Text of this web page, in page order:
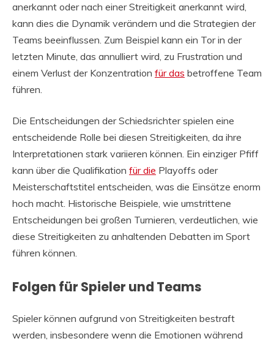
anerkannt oder nach einer Streitigkeit anerkannt wird,
kann dies die Dynamik verändern und die Strategien der
Teams beeinflussen. Zum Beispiel kann ein Tor in der
letzten Minute, das annulliert wird, zu Frustration und
einem Verlust der Konzentration für das betroffene Team
führen.
Die Entscheidungen der Schiedsrichter spielen eine
entscheidende Rolle bei diesen Streitigkeiten, da ihre
Interpretationen stark variieren können. Ein einziger Pfiff
kann über die Qualifikation für die Playoffs oder
Meisterschaftstitel entscheiden, was die Einsätze enorm
hoch macht. Historische Beispiele, wie umstrittene
Entscheidungen bei großen Turnieren, verdeutlichen, wie
diese Streitigkeiten zu anhaltenden Debatten im Sport
führen können.
Folgen für Spieler und Teams
Spieler können aufgrund von Streitigkeiten bestraft
werden, insbesondere wenn die Emotionen während